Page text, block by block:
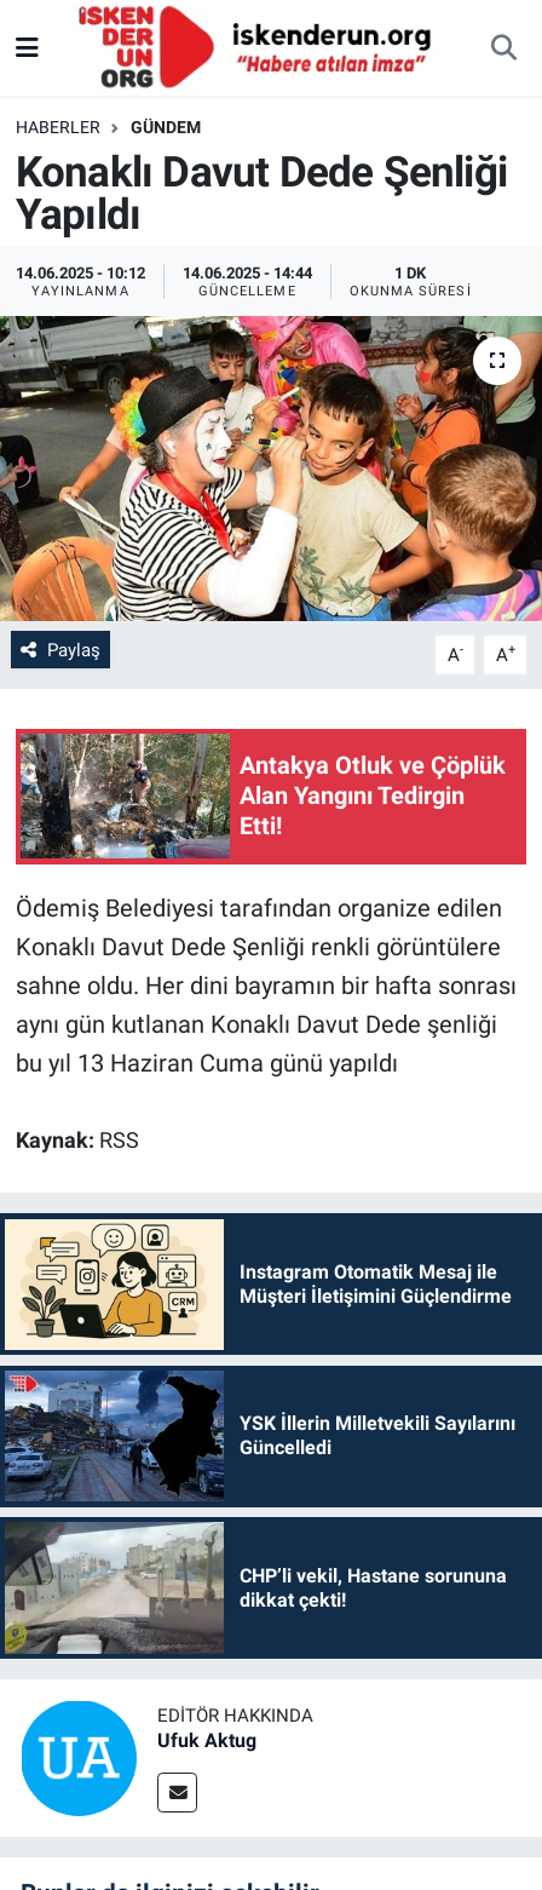
HABERLER GÜNDEM
Konaklı Davut Dede Şenliği
Yapıldı
14.06.2025 - 10:12
YAYINLANMA
14.06.2025 - 14:44
GÜNCELLEME
1 DK
OKUNMA SÜRESI
Paylaş A- A+
Antakya Otluk ve Çöplük
Alan Yangını Tedirgin
Etti!
Ödemiş Belediyesi tarafından organize edilen
Konaklı Davut Dede Şenliği renkli görüntülere
sahne oldu. Her dini bayramın bir hafta sonrası
aynı gün kutlanan Konaklı Davut Dede şenliği
bu yıl 13 Haziran Cuma günü yapıldı
Kaynak: RSS
Instagram Otomatik Mesaj ile
Müşteri İletişimini Güçlendirme
YSK İllerin Milletvekili Sayılarını
Güncelledi
CHP’li vekil, Hastane sorununa
dikkat çekti!
EDITÖR HAKKINDA
Ufuk Aktug